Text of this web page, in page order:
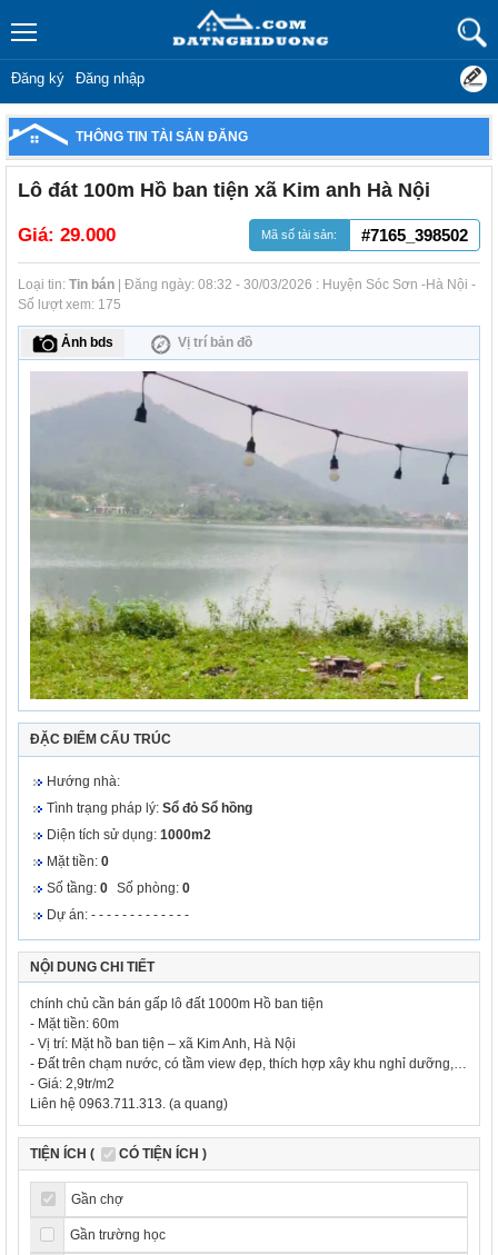
Đăng ký Đăng nhập
THÔNG TIN TÀI SẢN ĐĂNG
Lô đát 100m Hồ ban tiện xã Kim anh Hà Nội
Giá: 29.000 Mã số tài sản: #7165_398502
Loại tin: Tin bán | Đăng ngày: 08:32 - 30/03/2026 : Huyện Sóc Sơn -Hà Nội -
Số lượt xem: 175
Ảnh bds Vị trí bản đồ
ĐẶC ĐIỂM CẤU TRÚC
Hướng nhà:
Tình trạng pháp lý: Sổ đỏ Sổ hồng
Diện tích sử dụng: 1000m2
Mặt tiền: 0
Số tầng: 0 Số phòng: 0
Dự án: - - - - - - - - - - - - -
NỘI DUNG CHI TIẾT
chính chủ cần bán gấp lô đất 1000m Hồ ban tiện
- Mặt tiền: 60m
- Vị trí: Mặt hồ ban tiện – xã Kim Anh, Hà Nội
- Đất trên chạm nước, có tầm view đẹp, thích hợp xây khu nghỉ dưỡng,…
- Giá: 2,9tr/m2
Liên hệ 0963.711.313. (a quang)
TIỆN ÍCH ( CÓ TIỆN ÍCH )
Gần chợ
Gần trường học